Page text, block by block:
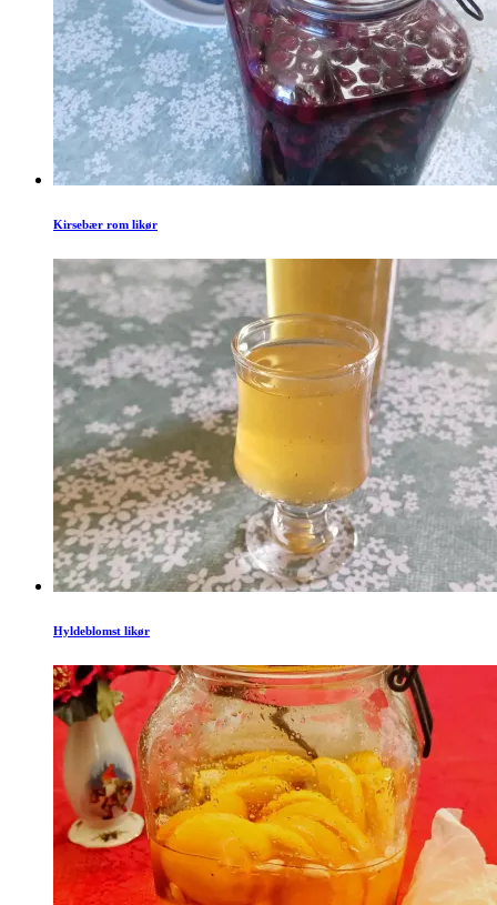
Kirsebær rom likør
Hyldeblomst likør